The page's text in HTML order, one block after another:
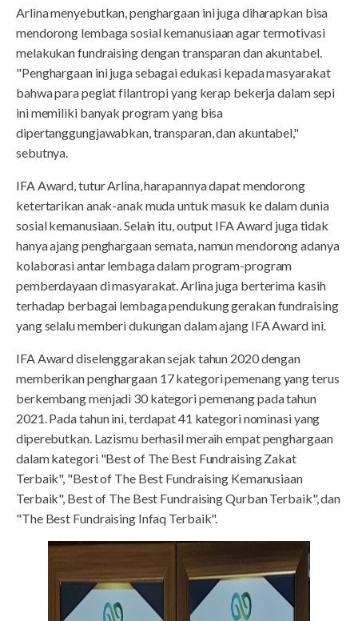
Arlina menyebutkan, penghargaan ini juga diharapkan bisa
mendorong lembaga sosial kemanusiaan agar termotivasi
melakukan fundraising dengan transparan dan akuntabel.
"Penghargaan ini juga sebagai edukasi kepada masyarakat
bahwa para pegiat filantropi yang kerap bekerja dalam sepi
ini memiliki banyak program yang bisa
dipertanggungjawabkan, transparan, dan akuntabel,"
sebutnya.
IFA Award, tutur Arlina, harapannya dapat mendorong
ketertarikan anak-anak muda untuk masuk ke dalam dunia
sosial kemanusiaan. Selain itu, output IFA Award juga tidak
hanya ajang penghargaan semata, namun mendorong adanya
kolaborasi antar lembaga dalam program-program
pemberdayaan di masyarakat. Arlina juga berterima kasih
terhadap berbagai lembaga pendukung gerakan fundraising
yang selalu memberi dukungan dalam ajang IFA Award ini.
IFA Award diselenggarakan sejak tahun 2020 dengan
memberikan penghargaan 17 kategori pemenang yang terus
berkembang menjadi 30 kategori pemenang pada tahun
2021. Pada tahun ini, terdapat 41 kategori nominasi yang
diperebutkan. Lazismu berhasil meraih empat penghargaan
dalam kategori "Best of The Best Fundraising Zakat
Terbaik", "Best of The Best Fundraising Kemanusiaan
Terbaik", Best of The Best Fundraising Qurban Terbaik", dan
"The Best Fundraising Infaq Terbaik".